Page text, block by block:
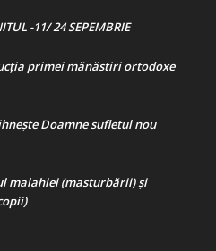
-11/ 24 SEPEMBRIE
primei mănăstiri ortodoxe
Doamne sufletul nou
malahiei (masturbării) şi